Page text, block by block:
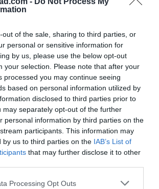
out of the sale, sharing to third parties, or
personal or sensitive information for
by us, please use the below opt-out
your selection. Please note that after your
processed you may continue seeing
based on personal information utilized by
disclosed to third parties prior to
may separately opt-out of the further
personal information by third parties on the
participants. This information may
by us to third parties on the IAB’s List of
that may further disclose it to other
Processing Opt Outs
Huawei: lo que importan